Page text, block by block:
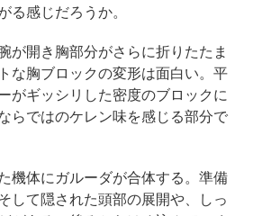
る感じだろうか。
が開き胸部分がさらに折りたたま
な胸ブロックの変形は面白い。平
がギッシリした密度のブロックに
らではのケレン味を感じる部分で
機体にガルーダが合体する。準備
して隠された頭部の展開や、しっ